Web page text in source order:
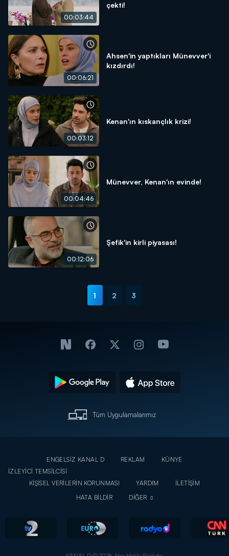
00:03:44
çekti!
00:06:21
Ahsen'in yaptıkları Münevver'i
kızdırdı!
00:03:12
Kenan'ın kıskançlık krizi!
00:04:46
Münevver, Kenan'ın evinde!
00:12:06
Şefik'in kirli piyasası!
1 2 3
Tüm Uygulamalarımız
ENGELSİZ KANAL D REKLAM
KÜNYE
İZLEYİCİ TEMSİLCİSİ
KİŞİSEL VERİLERİN KORUNMASI
YARDIM
İLETİŞİM
HATA BİLDİR
DİĞER